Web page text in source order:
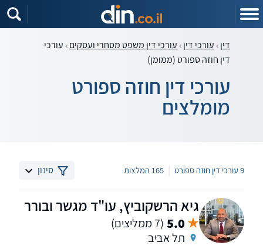
דין עורכי דין עורכי דין משפט מסחרי ועסקים עורכי
דין חוזה ספורט (ממומן)
עורכי דין חוזה ספורט
מומלצים
9 עורכי דין חוזה ספורט 165 המלצות סינון
גיא הרשקוביץ, עו"ד מגשר ובורר
5.0 (7 ממליצים)
תל אביב